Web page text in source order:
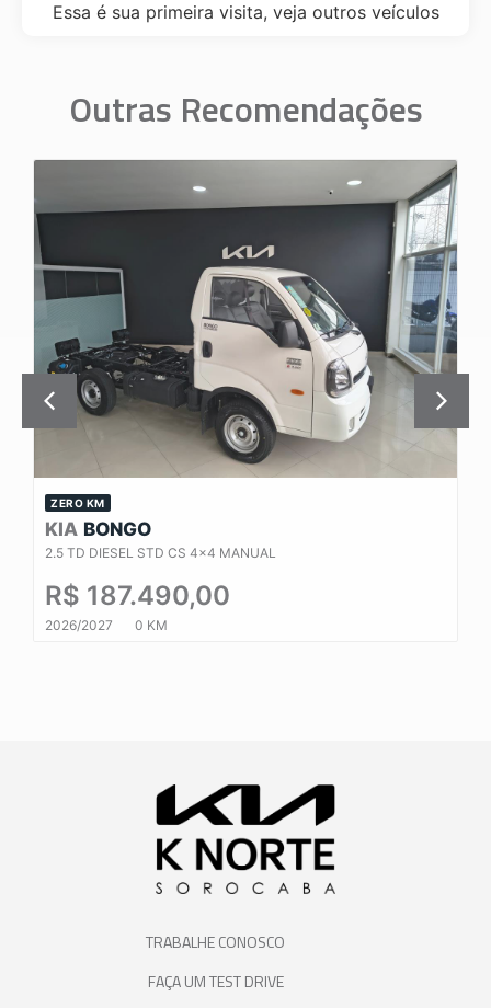
Essa é sua primeira visita, veja outros veículos
Outras Recomendações
ZERO KM
KIA BONGO
2.5 TD DIESEL STD CS 4x4 MANUAL
R$ 187.490,00
2026/2027 0 KM
TRABALHE CONOSCO
FAÇA UM TEST DRIVE